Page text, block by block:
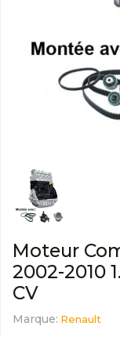
Moteur
2002-2010
CV
Marque: Renault